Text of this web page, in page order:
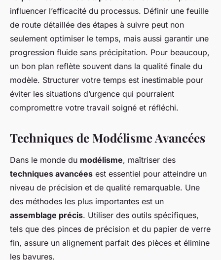
influencer l’efficacité du processus. Définir une feuille
de route détaillée des étapes à suivre peut non
seulement optimiser le temps, mais aussi garantir une
progression fluide sans précipitation. Pour beaucoup,
un bon plan reflète souvent dans la qualité finale du
modèle. Structurer votre temps est inestimable pour
éviter les situations d’urgence qui pourraient
compromettre votre travail soigné et réfléchi.
Techniques de Modélisme Avancées
Dans le monde du modélisme, maîtriser des
techniques avancées est essentiel pour atteindre un
niveau de précision et de qualité remarquable. Une
des méthodes les plus importantes est un
assemblage précis. Utiliser des outils spécifiques,
tels que des pinces de précision et du papier de verre
fin, assure un alignement parfait des pièces et élimine
les bavures.